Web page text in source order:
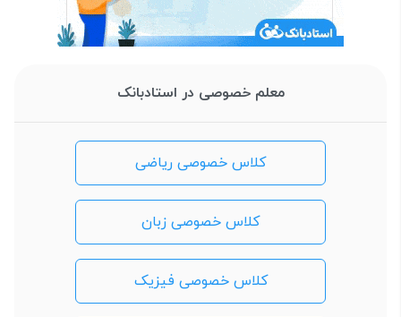
معلم خصوصی در استادبانک
کلاس خصوصی ریاضی
کلاس خصوصی زبان
کلاس خصوصی فیزیک